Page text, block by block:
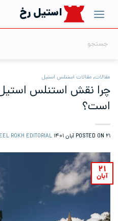
content
استیل رخ
مقالات, مقالات استنلس استیل
چرا نقش استنلس
است؟
POSTED ON ۲۱ آبان ۱۴۰۱ ROKH EDITORIAL
۲۱
آبان